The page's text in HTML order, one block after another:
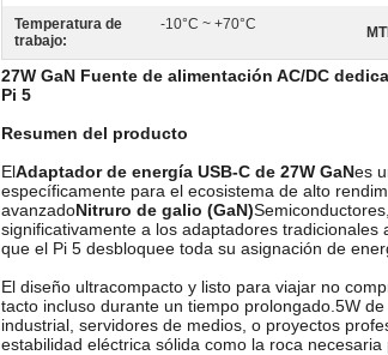
Temperatura de
trabajo:
-10°C ~ +70°C
27W GaN Fuente de alimentación AC/DC
Pi 5
Resumen del producto
ElAdaptador de energía USB-C de 27W GaNes
específicamente para el ecosistema de alto
avanzadoNitruro de galio (GaN)
significativamente a los adaptadores tradicionales
que el Pi 5 desbloquee toda su asignación de
El diseño ultracompacto y listo para viajar no
tacto incluso durante un tiempo prolongado.5W
industrial, servidores de medios, o proyectos
estabilidad eléctrica sólida como la roca